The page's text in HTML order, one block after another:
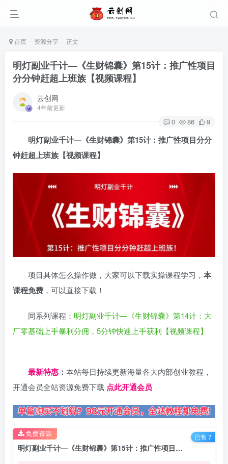
首页 资源分享 正文
明灯副业千计—《生财锦囊》第15计：推广性项目
分分钟赶超上班族【视频课程】
云创网
4年前更新
0 86 9
明灯副业千计—《生财锦囊》第15计：推广性项目分分
钟赶超上班族【视频课程】
项目具体怎么操作做，大家可以下载实操课程学习， 本
课程免费 ，可以直接下载！
同系列课程： 明灯副业千计—《生财锦囊》第14计：大
厂零基础上手暴利分佣，5分钟快速上手获利【视频课程】
最新特惠： 本站每日持续更新海量各大内部创业教程，
开通会员全站资源免费下载 点此开通会员
明灯副业千计—《生财锦囊》第15计：推广性项目分分钟赶超上班族【视频课程】
免费资源 已售 7